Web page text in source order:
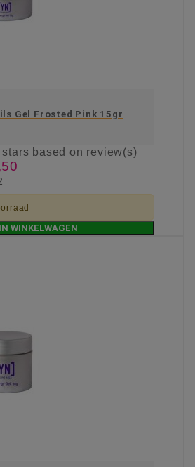
Gel Frosted Pink 15gr
based on review(s)
IN WINKELWAGEN